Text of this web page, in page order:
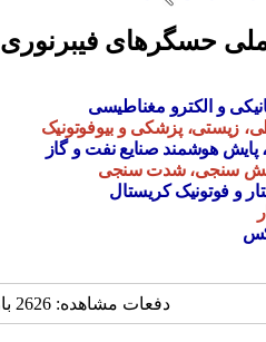
حسگرهای فیبرنوری
و الکترو مغناطیسی
زیستی، پزشکی و بیوفوتونیک
هوشمند صنایع نفت و گاز
سنجی، شدت سنجی
و فوتونیک کریستال
دفعات مشاهده: 2626 بار |